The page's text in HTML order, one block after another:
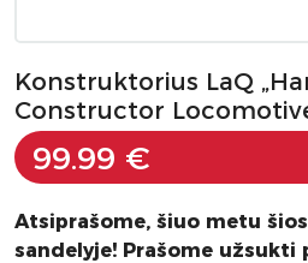
Konstruktorius LaQ
Constructor
99.99 €
Atsiprašome, šiuo metu
sandelyje! Prašome užsukti